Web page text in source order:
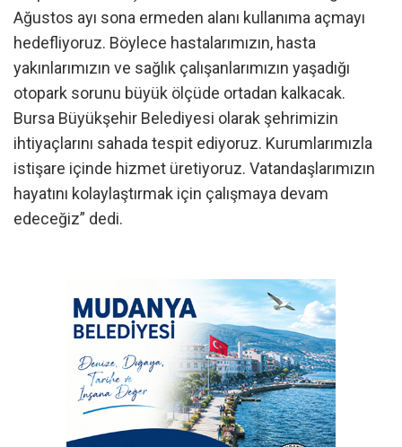
Ağustos ayı sona ermeden alanı kullanıma açmayı
hedefliyoruz. Böylece hastalarımızın, hasta
yakınlarımızın ve sağlık çalışanlarımızın yaşadığı
otopark sorunu büyük ölçüde ortadan kalkacak.
Bursa Büyükşehir Belediyesi olarak şehrimizin
ihtiyaçlarını sahada tespit ediyoruz. Kurumlarımızla
istişare içinde hizmet üretiyoruz. Vatandaşlarımızın
hayatını kolaylaştırmak için çalışmaya devam
edeceğiz” dedi.